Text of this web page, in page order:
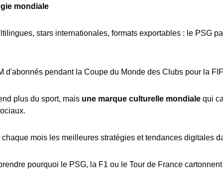
mondiale
stars internationales, formats exportables : le PSG
d'abonnés pendant la Coupe du Monde des Clubs pour la
plus du sport, mais une marque culturelle mondiale qui
mois les meilleures stratégies et tendances digitales
pourquoi le PSG, la F1 ou le Tour de France